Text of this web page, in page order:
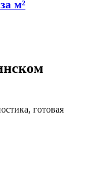
м²
готовая